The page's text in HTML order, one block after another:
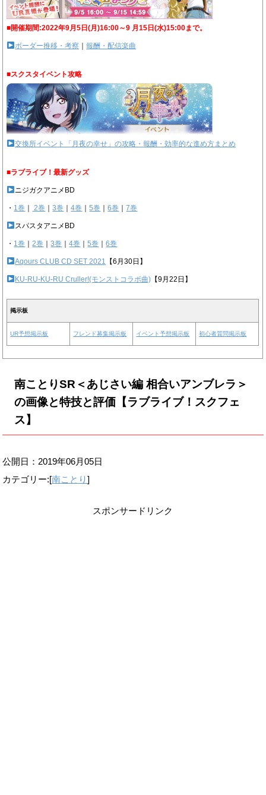
■開催期間:2022年9月5日(月)16:00～9 月15日(水)15:00まで。
ボーダー推移・考察 ｜報酬・配信楽曲
■スクスタイベント攻略
交換所イベント「月夜の幸せ」の攻略・報酬・効率的な進め方まとめ
■ラブライブ！最新グッズ
ニジガクアニメBD
・ 1巻 2巻 ｜3巻 ｜4巻 ｜5巻 ｜6巻 ｜7巻
スパスタアニメBD
・ 1巻 ｜2巻 ｜3巻 ｜4巻 ｜5巻 ｜6巻
Aqours CLUB CD SET 2021 【6月30日】
KU-RU-KU-RU Cruller!(モンストコラボ曲) 【9月22日】
掲示板
UR予想掲示板 フレンド募集掲示板 イベント予想掲示板 初心者質問掲示板
南ことりSR＜あじさい編 相合いアンブレラ＞
の画像と特技と評価【ラブライブ！スクフェ
ス】
公開日： 2019年06月05日
カテゴリー:[南ことり]
スポンサードリンク